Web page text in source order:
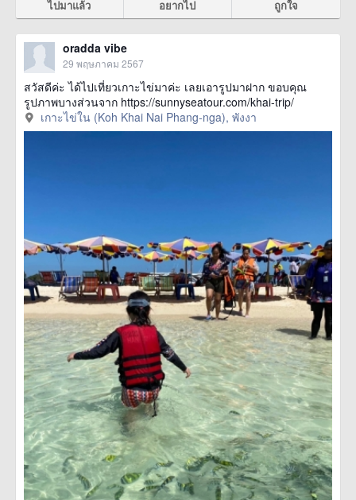
ไปมาแล้ว อยากไป ถูกใจ
oradda vibe
29 พฤษภาคม 2567
สวัสดีค่ะ ได้ไปเที่ยวเกาะไข่มาค่ะ เลยเอารูปมาฝาก ขอบคุณ
รูปภาพบางส่วนจาก https://sunnyseatour.com/khai-trip/
เกาะไข่ใน (Koh Khai Nai Phang-nga), พังงา